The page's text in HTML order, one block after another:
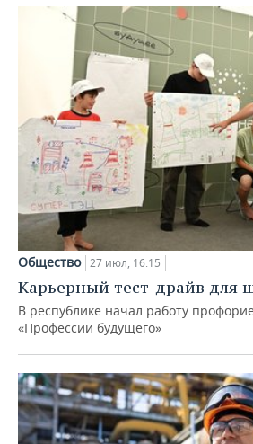
Общество 27 июл, 16:15
Карьерный тест-драйв для
В республике начал работу
«Профессии будущего»